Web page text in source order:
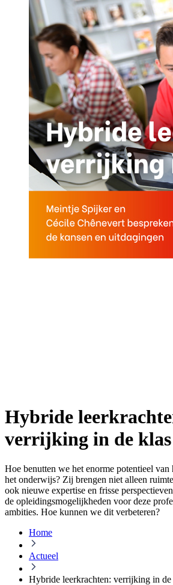
Hybride
verrijking in de klas
Hoe benutten we het enorme potentieel
het onderwijs? Zij brengen niet alleen
ook nieuwe expertise en frisse
de opleidingsmogelijkheden voor deze
ambities. Hoe kunnen we dit verbeteren?
Home
Actueel
Hybride leerkrachten: verrijking in de